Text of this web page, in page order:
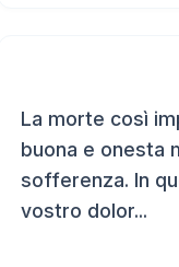
La morte così
buona e onesta
sofferenza. In
vostro dolor...